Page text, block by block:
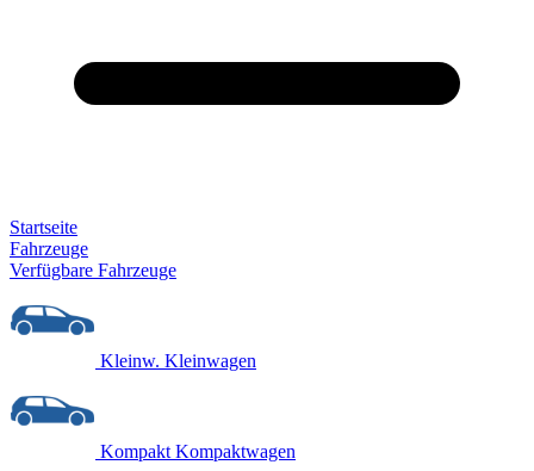
Startseite
Fahrzeuge
Verfügbare Fahrzeuge
Kleinw. Kleinwagen
Kompakt Kompaktwagen